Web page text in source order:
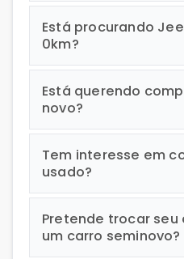
Está procurando
0km?
Está querendo
novo?
Tem interesse em
usado?
Pretende trocar seu
um carro seminovo?